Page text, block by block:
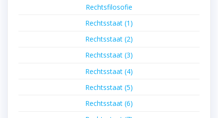
Rechtsfilosofie
Rechtsstaat (1)
Rechtsstaat (2)
Rechtsstaat (3)
Rechtsstaat (4)
Rechtsstaat (5)
Rechtsstaat (6)